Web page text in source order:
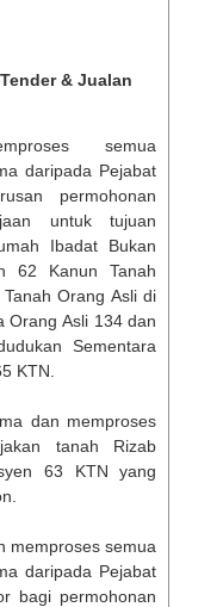
& Jualan
semua
daripada Pejabat
permohonan
untuk tujuan
Ibadat Bukan
62 Kanun Tanah
Orang Asli di
Orang Asli 134 dan
Sementara
KTN.
dan memproses
tanah Rizab
63 KTN yang
memproses semua
daripada Pejabat
bagi permohonan